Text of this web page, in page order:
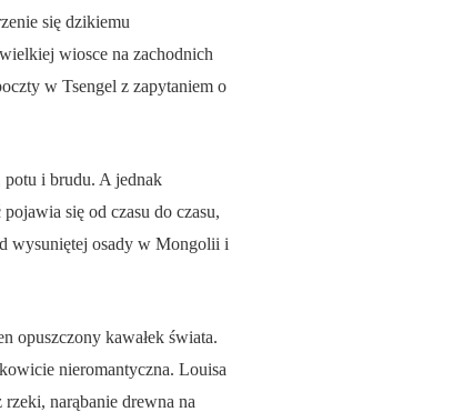
się dzikiemu
wiosce na zachodnich
w Tsengel z zapytaniem o
i brudu. A jednak
się od czasu do czasu,
wysuniętej osady w Mongolii i
opuszczony kawałek świata.
nieromantyczna. Louisa
narąbanie drewna na